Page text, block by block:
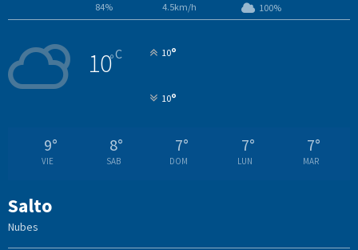
84% 4.5km/h 100%
10°C 10°
10°
9°
VIE
8°
SAB
7°
DOM
7°
LUN
7°
MAR
Salto
Nubes